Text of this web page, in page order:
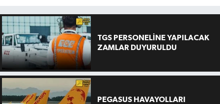
TGS PERSONELİNE YAPILACAK
ZAMLAR DUYURULDU
PEGASUS HAVAYOLLARI